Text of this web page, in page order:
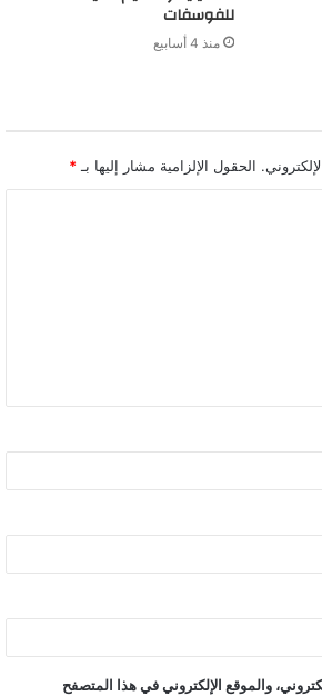
للفوسفات
منذ 4 أسابيع
الحقول الإلزامية مشار إليها بـ *
والموقع الإلكتروني في هذا المتصفح